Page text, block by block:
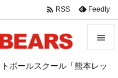
ボールスクール「熊本レッ


 RSS Feedly